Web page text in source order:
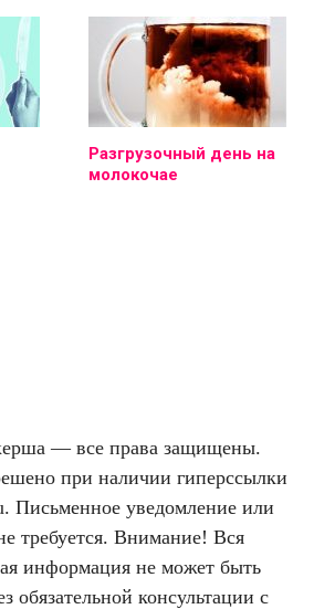
Разгрузочный день на
молокочае
— все права защищены.
при наличии гиперссылки
Письменное уведомление или
требуется. Внимание! Вся
информация не может быть
обязательной консультации с